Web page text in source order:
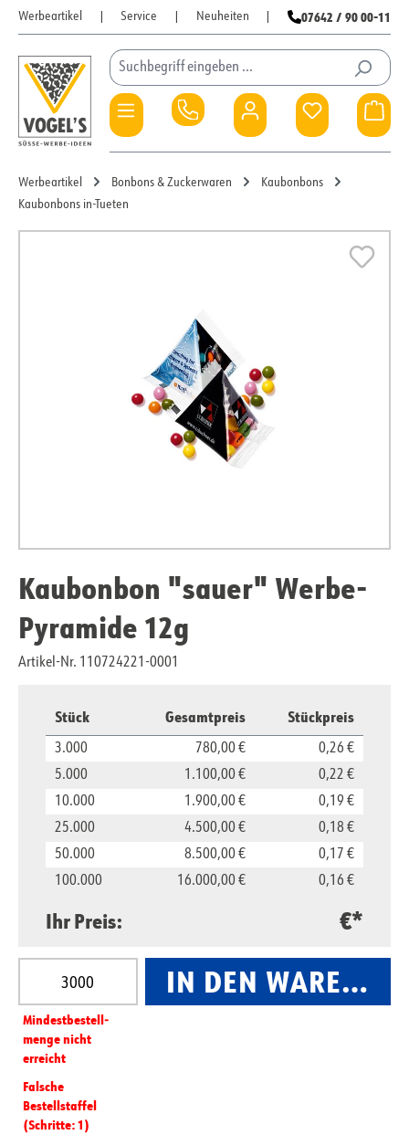
Zum Hauptinhalt springen
Werbeartikel Service Neuheiten 07642 / 90 00-11
Du hast 0
Werbeartikel Bonbons & Zuckerwaren
Kaubonbons
Kaubonbons in-Tueten
Kaubonbon "sauer" Werbe-
Pyramide 12g
Artikel-Nr. 110724221-0001
Stück Gesamtpreis Stückpreis
3.000 780,00 €
0,26 €
5.000
1.100,00 €
0,22 €
10.000
1.900,00 €
0,19 €
25.000
4.500,00 €
0,18 €
50.000
8.500,00 €
0,17 €
100.000
16.000,00 € 0,16 €
Ihr Preis: €*
Produkt Anzahl: Gib den gewünschten Wert ein
Mindest­­bestell­­
menge nicht
erreicht
Falsche
Bestellstaffel
(Schritte: 1)
IN DEN